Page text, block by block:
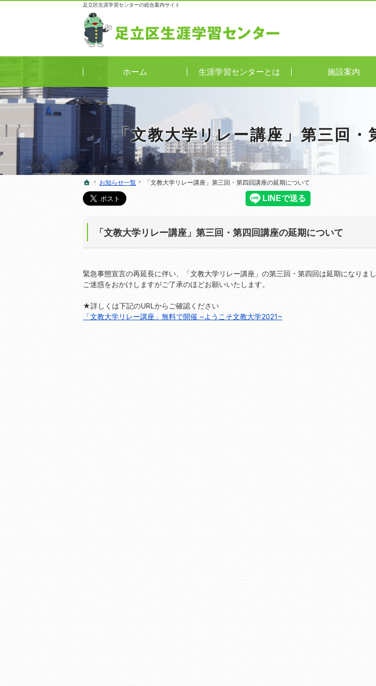
「文教大学リレー講座」第三回
足立区生涯学習センターの総合案内サイト
ホーム
お知らせ一覧 「文教大学リレー講座」第三回・第四回講座の延期について
「文教大学リレー講座」第三回・第四回講座の延期について
緊急事態宣言の再延長に伴い、「文教大学リレー講座」の第三回・第四回は延期になりまし
ご迷惑をおかけしますがご了承のほどお願いいたします。
★詳しくは下記のURLからご確認ください
「文教大学リレー講座」無料で開催 ~ようこそ文教大学2021~
ホーム
お知らせ一覧 「文教大学リレー講座」第三回・第四回講座の延期について
ホーム 生涯学習センターとは 施設案内